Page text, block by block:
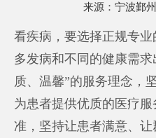
来源： 宁波鄞
看疾病，要选择正规专业
多发病和不同的健康需
质、温馨”的服务理念，
为患者提供优质的医疗
准，坚持让患者满意、